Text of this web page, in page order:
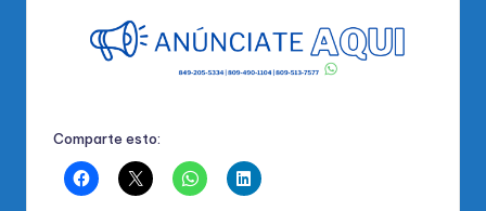
Comparte esto: